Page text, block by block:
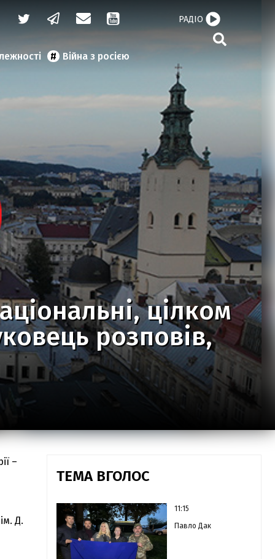
Війна з росією
РАДІО
цілком
розповів,
–
Д.
ТЕМА ВГОЛОС
11:15
Павло Дак